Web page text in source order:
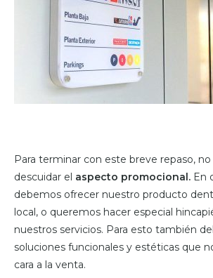
Para terminar con este breve repaso,
descuidar el aspecto promocional. En
debemos ofrecer nuestro producto
local, o queremos hacer especial
nuestros servicios. Para esto también
soluciones funcionales y estéticas que
cara a la venta.